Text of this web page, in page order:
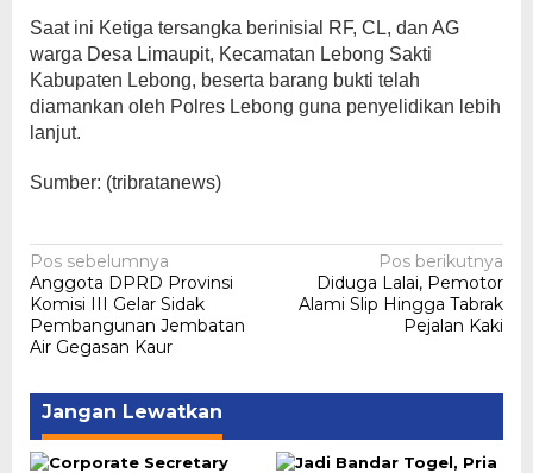
Saat ini Ketiga tersangka berinisial RF, CL, dan AG
warga Desa Limaupit, Kecamatan Lebong Sakti ​​​​​​
Kabupaten Lebong, beserta barang bukti telah
diamankan oleh Polres Lebong guna penyelidikan lebih
lanjut.
Sumber: (tribratanews)
Navigasi
pos
Pos sebelumnya
Anggota DPRD Provinsi
Komisi III Gelar Sidak
Pembangunan Jembatan
Air Gegasan Kaur
Pos berikutnya
Diduga Lalai, Pemotor
Alami Slip Hingga Tabrak
Pejalan Kaki
Jangan Lewatkan